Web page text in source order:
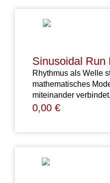
Sinusoidal Run
Rhythmus als Welle
mathematisches
miteinander verbindet.
0,00 €